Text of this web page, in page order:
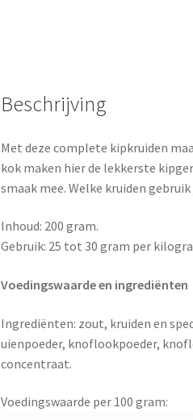
Beschrijving
Met deze complete kipkruiden
kok maken hier de lekkerste
smaak mee. Welke kruiden
Inhoud: 200 gram.
Gebruik: 25 tot 30 gram per
Voedingswaarde en ingrediënten
Ingrediënten: zout, kruiden en
uienpoeder, knoflookpoeder,
concentraat.
Voedingswaarde per 100 gram: